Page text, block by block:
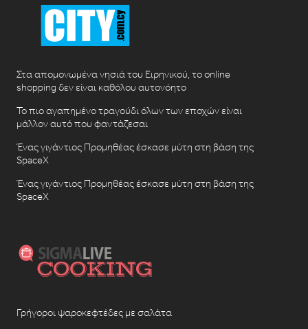
Στα απομονωμένα νησιά του Ειρηνικού, το online
shopping δεν είναι καθόλου αυτονόητο
Το πιο αγαπημένο τραγούδι όλων των εποχών είναι
μάλλον αυτό που φαντάζεσαι
Ένας γιγάντιος Προμηθέας έσκασε μύτη στη βάση της
SpaceX
Ένας γιγάντιος Προμηθέας έσκασε μύτη στη βάση της
SpaceX
Γρήγοροι ψαροκεφτέδες με σαλάτα